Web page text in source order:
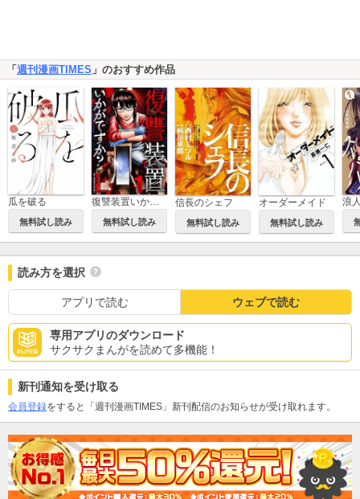
「週刊漫画TIMES 」のおすすめ作品
瓜を破る
無料試し読み
復讐装置いかがですか？
無料試し読み
信長のシェフ
無料試し読み
オーダーメイド
無料試し読み
読み方を選択
アプリで読む ウェブで読む
専用アプリのダウンロード
サクサクまんがを読めて多機能！
新刊通知を受け取る
会員登録をすると「週刊漫画TIMES」新刊配信のお知らせが受け取れます。